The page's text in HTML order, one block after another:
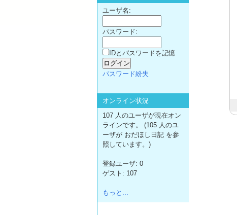
ユーザ名:
パスワード:
IDとパスワードを記憶
パスワード紛失
オンライン状況
107 人のユーザが現在オン
ラインです。 (105 人のユ
ーザが おだほし日記 を参
照しています。)
登録ユーザ: 0
ゲスト: 107
もっと...